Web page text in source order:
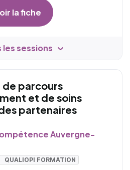
la fiche
les sessions
parcours
et de soins
partenaires
Auvergne-
QUALIOPI FORMATION